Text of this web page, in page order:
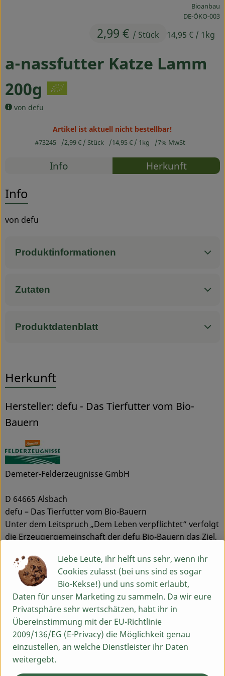
Haltbares
Drogerie
Über uns
Blog & Aktuelles
a-nassfutter Katze Lamm
200g
von defu
2,99 € / Stück 14,95 € / 1kg
Bioanbau
,DE-ÖKO-003
Artikel ist aktuell nicht bestellbar!
#73245 2,99 € / Stück 14,95 € / 1kg 7% MwSt
Rezepte
Info Herkunft
Info
von defu
Produktinformationen
Zutaten
Produktdatenblatt
Herkunft
Hersteller: defu - Das Tierfutter vom Bio-
Bauern
Demeter-Felderzeugnisse GmbH
D 64665 Alsbach
defu – Das Tierfutter vom Bio-Bauern
Unter dem Leitspruch „Dem Leben verpflichtet“ verfolgt
die Erzeugergemeinschaft der defu Bio-Bauern das Ziel,
herzustellen, dass auch die gehaltenen Nutztiere auf
den Höfen wesens- und artgerecht leben. Alle
Futtersorten sind sorgfältig auf die
ernährungsphysiologischen Bedürfnisse von Hunden
und Katzen unterschiedlicher Größen und
verschiedenen Alters abgestimmt. Neben der Bio-
Tiernahrung für Hunde und Katzen führt defu auch
verschiedene Wildvogelfutter, wie zum Beispiel
handgeformte Meisenknödel und Fettfutter.
Liebe Leute, ihr helft uns sehr, wenn ihr
Cookies zulasst (bei uns sind es sogar
Bio-Kekse!) und uns somit erlaubt,
Daten für unser Marketing zu sammeln. Da wir eure
Privatsphäre sehr wertschätzen, habt ihr in
Übereinstimmung mit der EU-Richtlinie
2009/136/EG (E-Privacy) die Möglichkeit genau
einzustellen, an welche Dienstleister ihr Daten
weitergebt.